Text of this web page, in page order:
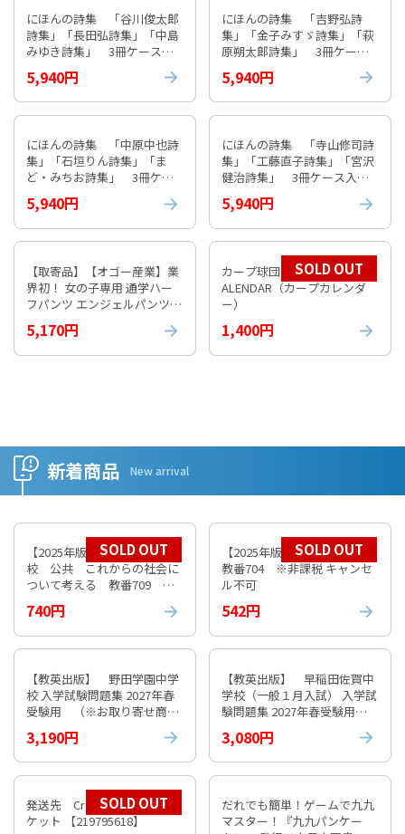
にほんの詩集 「谷川俊太郎
詩集」「長田弘詩集」「中島
みゆき詩集」 3冊ケース入
5,940円
にほんの詩集 「吉野弘詩
集」「金子みすゞ詩集」「萩
原朔太郎詩集」 3冊ケース
5,940円
にほんの詩集 「中原中也詩
集」「石垣りん詩集」「ま
ど・みちお詩集」 3冊ケー
ス入り③
5,940円
にほんの詩集 「寺山修司詩
集」「工藤直子詩集」「宮沢
健治詩集」 3冊ケース入り
5,940円
【取寄品】【オゴー産業】業
界初！ 女の子専用 通学ハー
フパンツ エンジェルパンツ
【通常納期1週間程度】
5,170円
カープ球団公式 2026 CARP C
ALENDAR（カープカレンダ
ー）
1,400円
SOLD OUT
新着商品 New arrival
【2025年版】 数研 高等学
校 公共 これからの社会に
ついて考える 教番709 ※
非課税 キャンセル不可
740円
SOLD OUT
【2025年版】 数研 倫理
教番704 ※非課税 キャンセ
ル不可
542円
SOLD OUT
【教英出版】 野田学園中学
校 入学試験問題集 2027年春
受験用 （※お取り寄せ商
3,190円
【教英出版】 早稲田佐賀中
学校（一般１月入試） 入学試
験問題集 2027年春受験用
3,080円
発送先 Croatia 国際エアパ
ケット 【219795618】
SOLD OUT
だれでも簡単！ゲームで九九
マスター！『九九パンケー